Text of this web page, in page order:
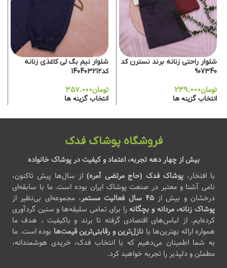
شلوار راحتی زنانه برند نسترن کد
907340
تومان۲۳۹.۰۰۰
انتخاب گزینه ها
شلوار نیم بگ لی کاغذی زنانه
کد140403212
تومان۳۵۷.۰۰۰
انتخاب گزینه ها
فروشگاه پوشاک فدک
بیش از چهار دهه تجربه، اعتماد و کیفیت در پوشاک خانواده
با افتخار، پوشاک فدک (حاج مرتضی آمره) از سال‌ها پیش تاکنون،
نامی آشنا و معتبر در صنعت پوشاک ایران بوده است. ما با سابقه‌ای
درخشان و بیش از۴۵ سال فعالیت مستمر
، مجموعه‌ای بی‌نظیر از
پوشاک زنانه، مردانه و بچگانهرا برای تمامی سلیقه‌ها و سنین گردآوری
کرده‌ایم. از لباس‌های اقتصادی گرفته تا برند و باکیفیت ، هدف ما
همواره ارائه بهترین‌ها با نازل‌ترین و رقابتی‌ترین قیمت‌ها بوده است. ما
به شما اطمینان می‌دهیم که با انتخاب فدک، خریدی هوشمندانه،
مطمئن و دلپذیر را تجربه خواهید کرد.